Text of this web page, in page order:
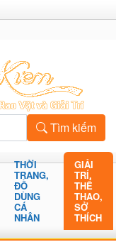
Tìm kiếm
THỜI
TRANG,
ĐỒ
DÙNG
CÁ
NHÂN
GIẢI
TRÍ,
THỂ
THAO,
SỞ
THÍCH